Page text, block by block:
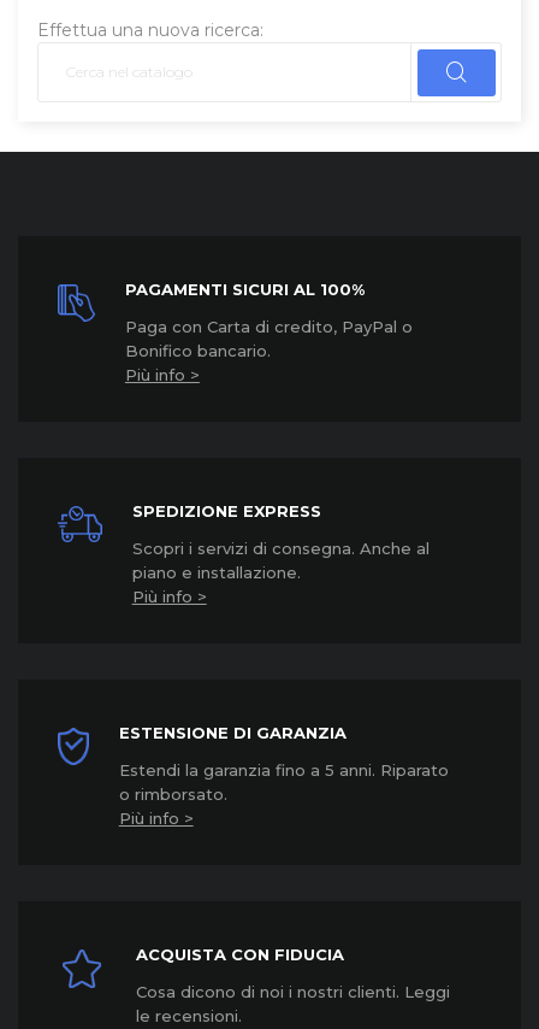
Effettua una nuova ricerca:
PAGAMENTI SICURI AL 100%
Paga con Carta di credito, PayPal o
Bonifico bancario.
Più info >
SPEDIZIONE EXPRESS
Scopri i servizi di consegna. Anche al
piano e installazione.
Più info >
ESTENSIONE DI GARANZIA
Estendi la garanzia fino a 5 anni. Riparato
o rimborsato.
Più info >
ACQUISTA CON FIDUCIA
Cosa dicono di noi i nostri clienti. Leggi
le recensioni.